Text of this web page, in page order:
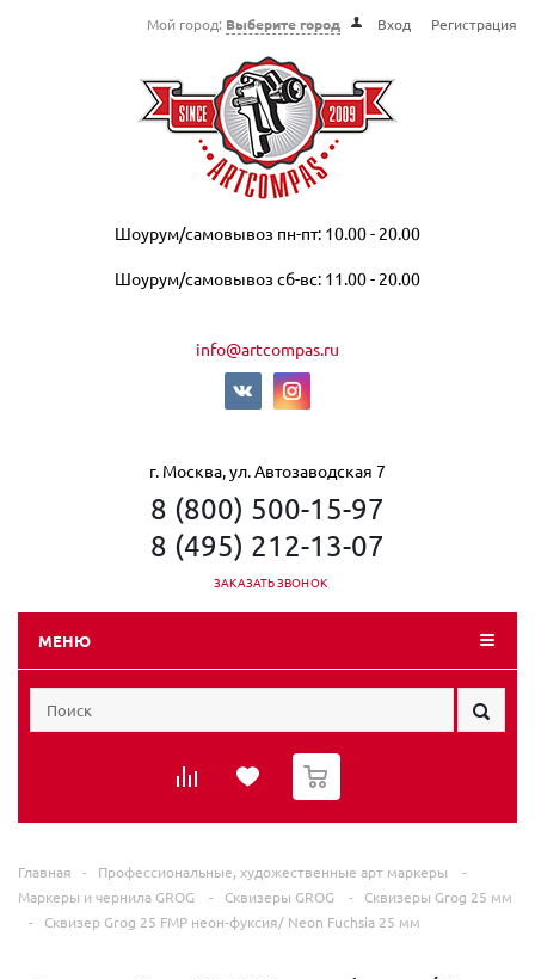
Мой город: Выберите город Вход Регистрация
Шоурум/самовывоз пн-пт: 10.00 - 20.00
Шоурум/самовывоз сб-вс: 11.00 - 20.00
info@artcompas.ru
г. Москва, ул. Автозаводская 7
8 (800) 500-15-97
8 (495) 212-13-07
ЗАКАЗАТЬ ЗВОНОК
МЕНЮ
0
Главная - Профессиональные, художественные арт маркеры
-
Маркеры и чернила GROG
- Сквизеры GROG -
Сквизеры Grog 25 мм
-
Сквизер Grog 25 FMP неон-фуксия/ Neon Fuchsia 25 мм